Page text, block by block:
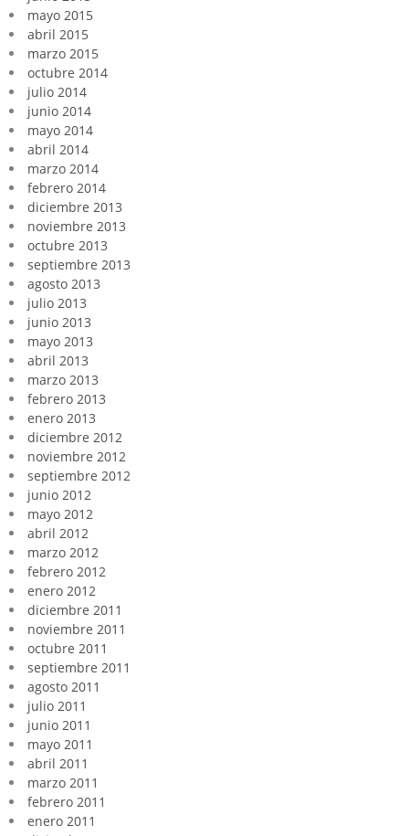
mayo 2015
abril 2015
marzo 2015
octubre 2014
julio 2014
junio 2014
mayo 2014
abril 2014
marzo 2014
febrero 2014
diciembre 2013
noviembre 2013
octubre 2013
septiembre 2013
agosto 2013
julio 2013
junio 2013
mayo 2013
abril 2013
marzo 2013
febrero 2013
enero 2013
diciembre 2012
noviembre 2012
septiembre 2012
junio 2012
mayo 2012
abril 2012
marzo 2012
febrero 2012
enero 2012
diciembre 2011
noviembre 2011
octubre 2011
septiembre 2011
agosto 2011
julio 2011
junio 2011
mayo 2011
abril 2011
marzo 2011
febrero 2011
enero 2011